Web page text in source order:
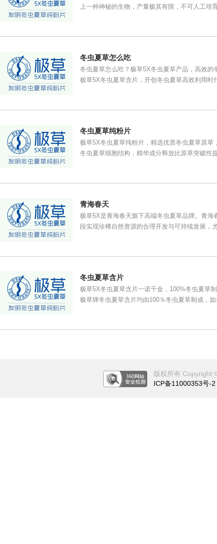
上一种神秘的生物，产量极其有限，不可人工培
冬虫夏草怎么吃
冬虫夏草怎么吃？极草5X冬虫夏草产品，高效
极草5X冬虫夏草含片，开创冬虫夏草高效利用时
冬虫夏草纯粉片
极草5X冬虫夏草纯粉片，精选优质冬虫夏草原
冬虫夏草细胞结构，精华成分释放比原草突破性
青海春天
极草5X是青海春天旗下高端冬虫夏草品牌。青
段实现珍稀自然资源的合理开发与可持续发展，
冬虫夏草含片
极草5X冬虫夏草含片一诺千金，100%冬虫夏草
极草牌冬虫夏草含片均由100％冬虫夏草制成，
版权所有 Copyright
ICP备11000353号-2